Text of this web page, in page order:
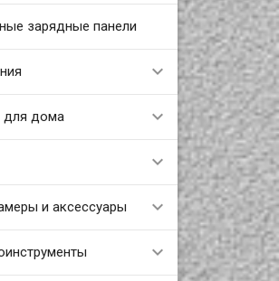
зарядные панели
для дома
и аксессуары